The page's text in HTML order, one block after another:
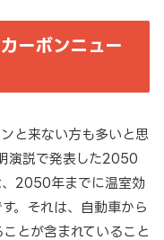
ーボンニュー
と来ない方も多いと思
演説で発表した2050
、2050年までに温室効
。それは、自動車から
とが含まれていること